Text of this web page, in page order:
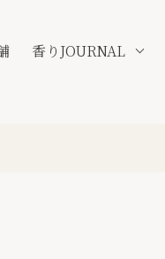
香りJOURNAL